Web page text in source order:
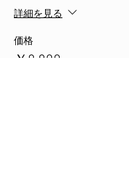
詳細を見る
価格
￥8,800